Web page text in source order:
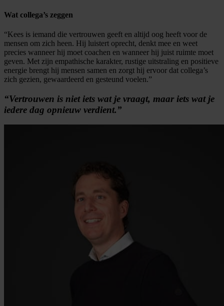
Wat collega’s zeggen
“Kees is iemand die vertrouwen geeft en altijd oog heeft voor de
mensen om zich heen. Hij luistert oprecht, denkt mee en weet
precies wanneer hij moet coachen en wanneer hij juist ruimte moet
geven. Met zijn empathische karakter, rustige uitstraling en positieve
energie brengt hij mensen samen en zorgt hij ervoor dat collega’s
zich gezien, gewaardeerd en gesteund voelen.”
“Vertrouwen is niet iets wat je vraagt, maar iets wat je
iedere dag opnieuw verdient.”